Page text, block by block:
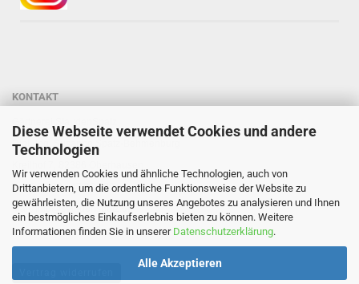
Diese Webseite verwendet Cookies und andere
Technologien
Wir verwenden Cookies und ähnliche Technologien, auch von
Drittanbietern, um die ordentliche Funktionsweise der Website zu
gewährleisten, die Nutzung unseres Angebotes zu analysieren und Ihnen
ein bestmögliches Einkaufserlebnis bieten zu können. Weitere
Informationen finden Sie in unserer Datenschutzerklärung.
Alle Akzeptieren
KONTAKT
Dipl.-Ing. Susanne Spatz-Behmenburg
Tel: 0 88 03 - 47 80 900
Mail: info@staudenspatz.de